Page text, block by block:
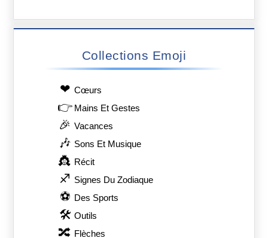
⛰️
Hélène
🟩
Carré Vert
Chat Qui Sourit
Rieurs
🎏
Koinobori
🈵
Bouton Complet En